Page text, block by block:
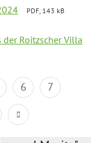
PDF, 143 kB
Roitzscher Villa
6
7